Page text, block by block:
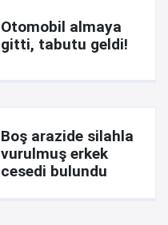
Otomobil almaya
gitti, tabutu geldi!
Boş arazide silahla
vurulmuş erkek
cesedi bulundu